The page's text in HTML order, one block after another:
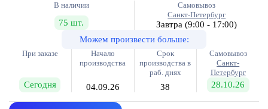
В наличии
75 шт.
Самовывоз
Санкт-Петербург
Завтра(9:00 - 17:00)
Можем произвести больше:
При заказе
Сегодня
Начало
производства
04.09.26
Срок
производства в
раб. днях
38
Самовывоз
Санкт-
Петербург
28.10.26